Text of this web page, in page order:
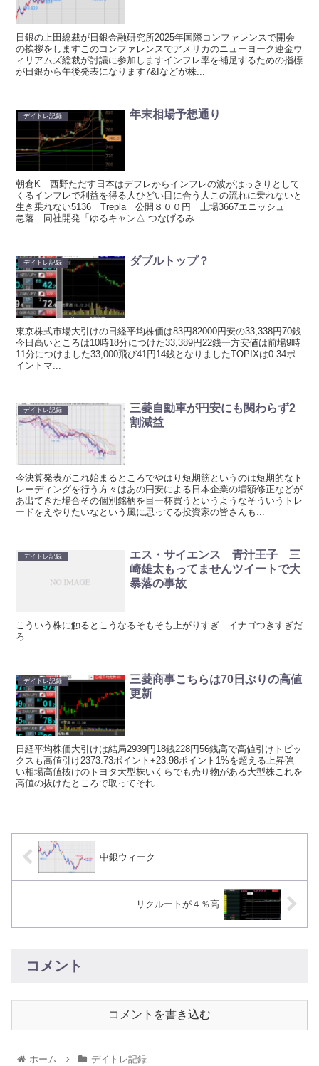
日銀の上田総裁が日銀金融研究所2025年国際コンファレンスで開会
の挨拶をしますこのコンファレンスでアメリカのニューヨーク連金ウ
ィリアムズ総裁が討議に参加しますインフレ率を補足するための指標
が日銀から午後発表になります7&Iなどが株...
デイトレ記録 年末相場予想通り
朝倉K 西野ただす日本はデフレからインフレの波がはっきりとして
くるインフレで利益を得る人ひどい目に合う人この流れに乗れないと
生き乗れない5136 Trepla 公開８００円 上場3667エニッシュ
急落 同社開発「ゆるキャン△ つなげるみ...
デイトレ記録 ダブルトップ？
東京株式市場大引けの日経平均株価は83円82000円安の33,338円70銭
今日高いところは10時18分につけた33,389円22銭一方安値は前場9時
11分につけました33,000飛び41円14銭となりましたTOPIXは0.34ポ
イントマ...
デイトレ記録
三菱自動車が円安にも関わらず2
割減益
今決算発表がこれ始まるところでやはり短期筋というのは短期的なト
レーディングを行う方々はあの円安による日本企業の増額修正などが
あ出てきた場合その個別銘柄を目一杯買うというようなそういうトレ
ードをえやりたいなという風に思ってる投資家の皆さんも...
デイトレ記録
エス・サイエンス 青汁王子 三
崎雄太もってませんツイートで大
暴落の事故
こういう株に触るとこうなるそもそも上がりすぎ イナゴつきすぎだ
ろ
デイトレ記録
三菱商事こちらは70日ぶりの高値
更新
日経平均株価大引けは結局2939円18銭228円56銭高で高値引けトピッ
クスも高値引け2373.73ポイント+23.98ポイント1%を超える上昇強
い相場高値抜けのトヨタ大型株いくらでも売り物がある大型株これを
高値の抜けたところで取ってそれ...
中銀ウィーク
リクルートが４％高
コメント
コメントを書き込む
ホーム デイトレ記録